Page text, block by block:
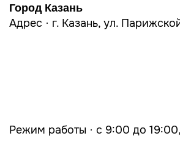
Город Казань
Адрес · г. Казань, ул.
Режим работы · с 9:00 до